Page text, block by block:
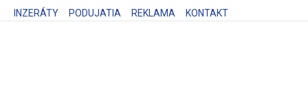
INZERÁTY PODUJATIA REKLAMA KONTAKT